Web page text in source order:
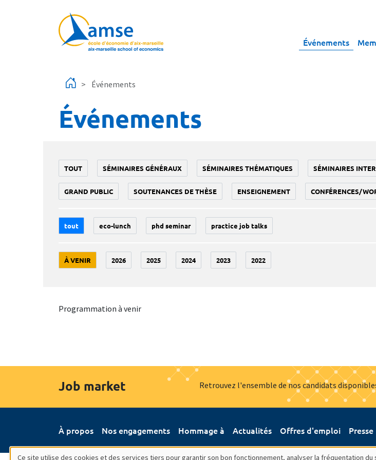
Événements
Événements
Événements
TOUT SÉMINAIRES GÉNÉRAUX SÉMINAIRES THÉMATIQUES SÉMINAIRES
GRAND PUBLIC SOUTENANCES DE THÈSE ENSEIGNEMENT CONFÉRENCES/
tout eco-lunch phd seminar practice job talks
À VENIR 2026 2025 2024 2023 2022
Programmation à venir
Job market Retrouvez l'ensemble de nos candidats
À propos Nos engagements Hommage à Actualités Offres d'emploi Presse
Ce site utilise des cookies et des services tiers pour garantir son bon fonctionnement, analyser la fréquentation